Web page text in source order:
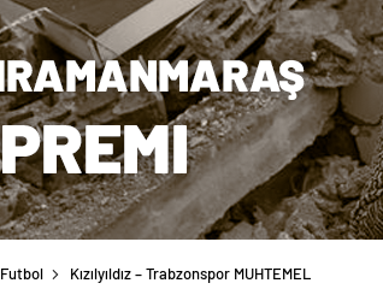
Futbol Kızılyıldız – Trabzonspor MUHTEMEL